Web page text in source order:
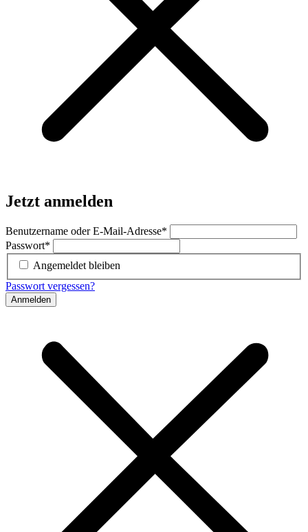
Jetzt anmelden
Benutzername oder E-Mail-Adresse*
Passwort*
Angemeldet bleiben
Passwort vergessen?
Anmelden